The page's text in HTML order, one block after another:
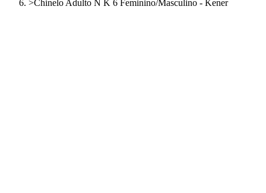
>Chinelo Adulto N K 6 Feminino/Masculino - Kener